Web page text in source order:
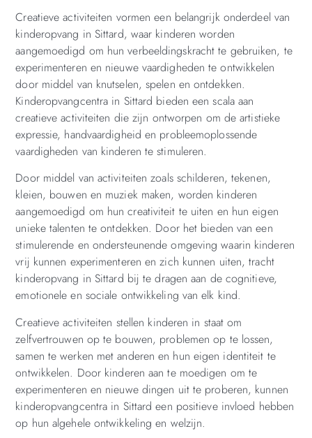
Creatieve activiteiten vormen een belangrijk onderdeel van
kinderopvang in Sittard, waar kinderen worden
aangemoedigd om hun verbeeldingskracht te gebruiken, te
experimenteren en nieuwe vaardigheden te ontwikkelen
door middel van knutselen, spelen en ontdekken.
Kinderopvangcentra in Sittard bieden een scala aan
creatieve activiteiten die zijn ontworpen om de artistieke
expressie, handvaardigheid en probleemoplossende
vaardigheden van kinderen te stimuleren.
Door middel van activiteiten zoals schilderen, tekenen,
kleien, bouwen en muziek maken, worden kinderen
aangemoedigd om hun creativiteit te uiten en hun eigen
unieke talenten te ontdekken. Door het bieden van een
stimulerende en ondersteunende omgeving waarin kinderen
vrij kunnen experimenteren en zich kunnen uiten, tracht
kinderopvang in Sittard bij te dragen aan de cognitieve,
emotionele en sociale ontwikkeling van elk kind.
Creatieve activiteiten stellen kinderen in staat om
zelfvertrouwen op te bouwen, problemen op te lossen,
samen te werken met anderen en hun eigen identiteit te
ontwikkelen. Door kinderen aan te moedigen om te
experimenteren en nieuwe dingen uit te proberen, kunnen
kinderopvangcentra in Sittard een positieve invloed hebben
op hun algehele ontwikkeling en welzijn.